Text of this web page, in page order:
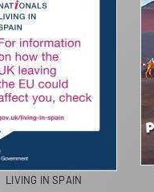
LIVING IN SPAIN